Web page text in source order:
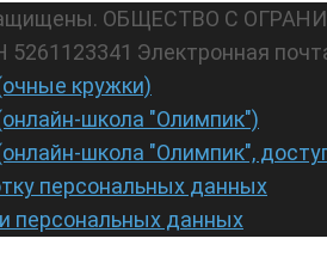
ОБЩЕСТВО С
Электронная
кружки)
школа "Олимпик")
школа "Олимпик",
персональных данных
персональных данных